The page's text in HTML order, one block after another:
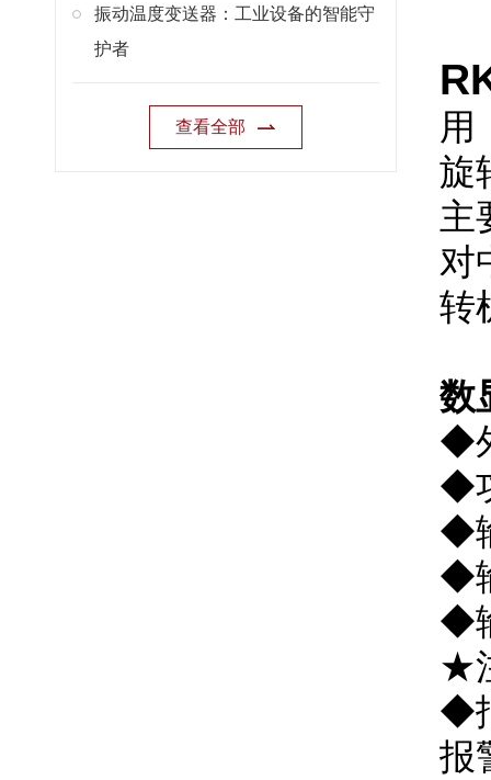
振动温度变送器：工业设备的智能守
护者
查看全部
用
旋
主
对
转
数
◆
◆
◆
◆
◆
★
◆
报